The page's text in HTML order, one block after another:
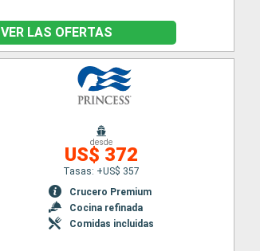
VER LAS OFERTAS
desde
US$ 372
Tasas: +US$ 357
Crucero Premium
Cocina refinada
Comidas incluidas